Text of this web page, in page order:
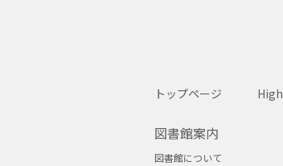
トップページ
図書館案内
図書館について